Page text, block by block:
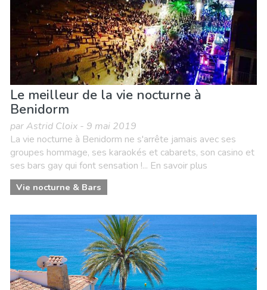
Le meilleur de la vie nocturne à
Benidorm
par Astrid Cloix - 9 mai 2019
La vie nocturne à Benidorm ne s'arrête jamais avec ses
groupes hommage, ses karaokés et cabarets, son casino et
ses bars gay qui font sensation !... En savoir plus
Vie nocturne & Bars